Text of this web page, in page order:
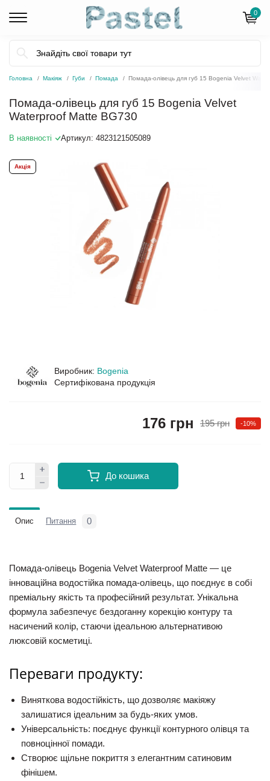
0
Головна Макіяж Губи Помада Помада-олівець для губ 15 Bogenia Velvet
Помада-олівець для губ 15 Bogenia Velvet
Waterproof Matte BG730
В наявності Артикул: 4823121505089
Акція
Виробник: Bogenia
Сертифікована продукція
195 грн -10%
176 грн
До кошика
Опис Питання 0
Помада-олівець Bogenia Velvet Waterproof Matte — це
інноваційна водостійка помада-олівець, що поєднує в собі
преміальну якість та професійний результат. Унікальна
формула забезпечує бездоганну корекцію контуру та
насичений колір, стаючи ідеальною альтернативою
люксовій косметиці.
Переваги продукту:
Виняткова водостійкість, що дозволяє макіяжу
залишатися ідеальним за будь-яких умов.
Універсальність: поєднує функції контурного олівця та
повноцінної помади.
Створює щільне покриття з елегантним сатиновим
фінішем.